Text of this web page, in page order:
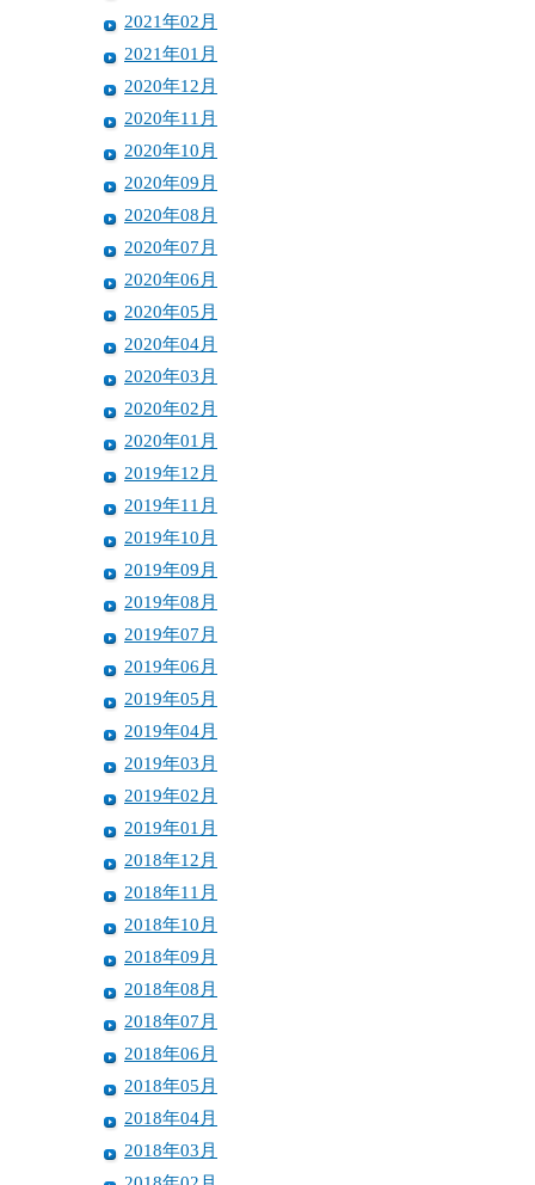
2021年02月
2021年01月
2020年12月
2020年11月
2020年10月
2020年09月
2020年08月
2020年07月
2020年06月
2020年05月
2020年04月
2020年03月
2020年02月
2020年01月
2019年12月
2019年11月
2019年10月
2019年09月
2019年08月
2019年07月
2019年06月
2019年05月
2019年04月
2019年03月
2019年02月
2019年01月
2018年12月
2018年11月
2018年10月
2018年09月
2018年08月
2018年07月
2018年06月
2018年05月
2018年04月
2018年03月